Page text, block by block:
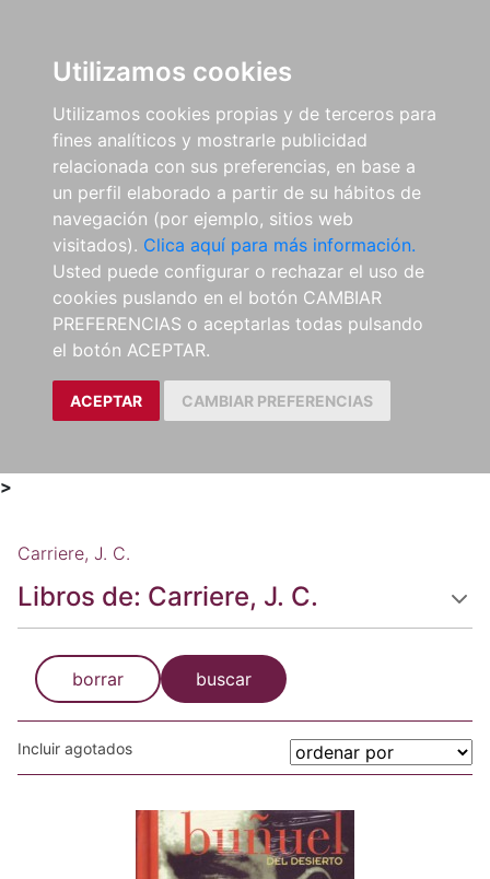
Utilizamos cookies
Utilizamos cookies propias y de terceros para
fines analíticos y mostrarle publicidad
relacionada con sus preferencias, en base a
un perfil elaborado a partir de su hábitos de
navegación (por ejemplo, sitios web
visitados). Clica aquí para más información.
Usted puede configurar o rechazar el uso de
cookies puslando en el botón CAMBIAR
PREFERENCIAS o aceptarlas todas pulsando
el botón ACEPTAR.
ACEPTAR CAMBIAR PREFERENCIAS
>
Carriere, J. C.
Libros de: Carriere, J. C.
borrar buscar
Incluir agotados